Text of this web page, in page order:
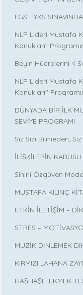
LGS - YKS
NLP Lideri Mustafa
Konukları”
Beyin Hücrelerini 4
NLP Lideri Mustafa
Konukları''
DÜNYADA BİR İLK
SEVİYE PROGRAMI
Siz Sizi Bilmeden, Siz
İLİŞKİLERİN
Sihirli Özgüven
MUSTAFA KILINÇ
ETKİN İLETİŞİM –
STRES –
MÜZİK DİNLEMEK
KIRMIZI LAHANA
HAŞHAŞLI EKMEK